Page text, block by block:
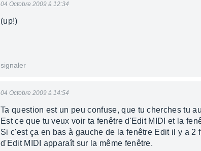
04 Octobre 2009 à 12:34
(up!)
signaler
04 Octobre 2009 à 14:54
Ta question est un peu confuse, que tu cherches tu
Est ce que tu veux voir ta fenêtre d'Edit MIDI et la
Si c'est ça en bas à gauche de la fenêtre Edit il y a
d'Edit MIDI apparaît sur la même fenêtre.